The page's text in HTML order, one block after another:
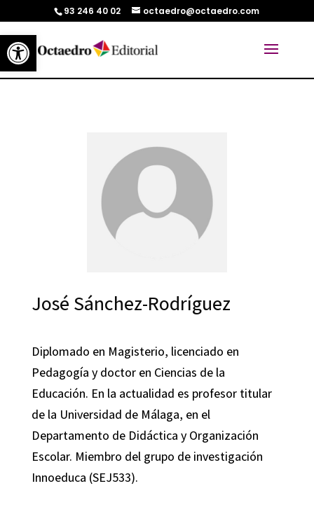
Abrir barra de herramientas
93 246 40 02 octaedro@octaedro.com
José Sánchez-Rodríguez
Diplomado en Magisterio, licenciado en
Pedagogía y doctor en Ciencias de la
Educación. En la actualidad es profesor titular
de la Universidad de Málaga, en el
Departamento de Didáctica y Organización
Escolar. Miembro del grupo de investigación
Innoeduca (SEJ533).